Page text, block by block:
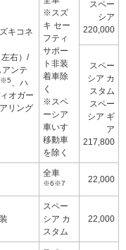
キコネ
右）/
ンテ
※5、ハ
オガー
リング
※スズ
キ セー
フティ
サポー
ト非装
着車除
く
※スペ
ーシア
車いす
移動車
を除く
スペー
シア
220,000
スペー
シア カ
スタム
スペー
シア ギ
ア
217,800
全車
※6※7 22,000
スペー
シア カ
スタム
22,000